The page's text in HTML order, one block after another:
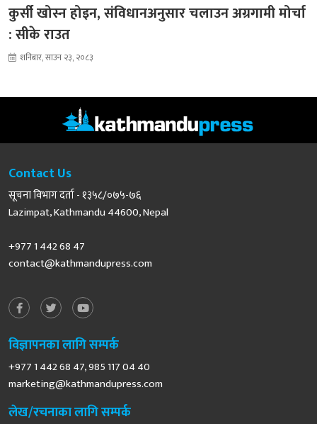
कुर्सी खोस्न होइन, संविधानअनुसार चलाउन अग्रगामी मोर्चा
: सीके राउत
शनिबार, साउन २३, २०८३
Contact Us
सूचना विभाग दर्ता - १३५८/०७५-७६
Lazimpat, Kathmandu 44600, Nepal
+977 1 442 68 47
contact@kathmandupress.com
विज्ञापनका लागि सम्पर्क
+977 1 442 68 47, 985 117 04 40
marketing@kathmandupress.com
लेख/रचनाका लागि सम्पर्क